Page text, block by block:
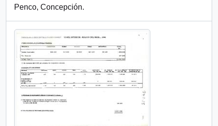
Penco, Concepción.